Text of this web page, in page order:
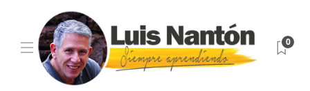
0